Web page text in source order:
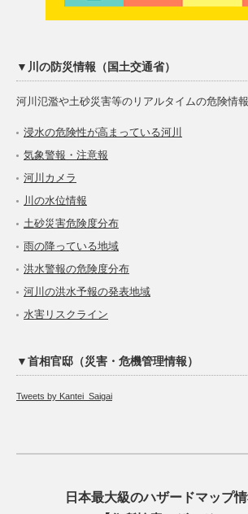
▼川の防災情報（国土交通省）
河川氾濫や土砂災害等のリアルタイムの危険情
浸水の危険性が高まっている河川
気象警報・注意報
河川カメラ
川の水位情報
土砂災害危険度分布
雨の降っている地域
洪水警報の危険度分布
河川の洪水予報の発表地域
水害リスクライン
▼首相官邸（災害・危機管理情報）
Tweets by Kantei_Saigai
日本最大級のハザードマップ